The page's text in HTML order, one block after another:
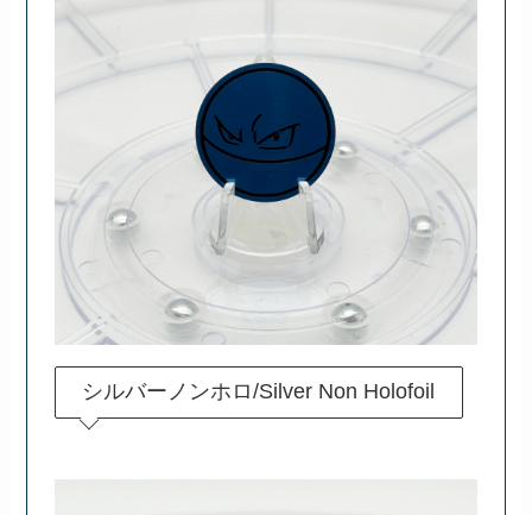
シルバーノンホロ/Silver Non Holofoil